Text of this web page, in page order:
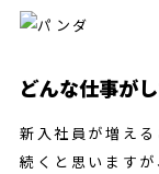
どんな仕事が
新入社員が増え
続くと思います